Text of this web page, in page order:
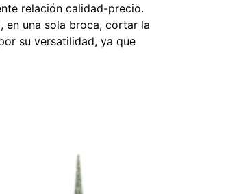
relación calidad-precio.
en una sola broca, cortar la
su versatilidad, ya que